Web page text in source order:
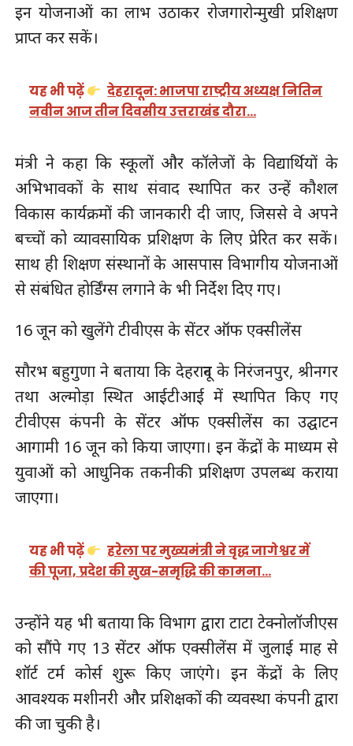
इन योजनाओं का लाभ उठाकर रोजगारोन्मुखी प्रशिक्षण
प्राप्त कर सकें।
यह भी पढ़ें
देहरादून: भाजपा राष्ट्रीय अध्यक्ष नितिन
नवीन आज तीन दिवसीय उत्तराखंड दौरा…
मंत्री ने कहा कि स्कूलों और कॉलेजों के विद्यार्थियों के
अभिभावकों के साथ संवाद स्थापित कर उन्हें कौशल
विकास कार्यक्रमों की जानकारी दी जाए, जिससे वे अपने
बच्चों को व्यावसायिक प्रशिक्षण के लिए प्रेरित कर सकें।
साथ ही शिक्षण संस्थानों के आसपास विभागीय योजनाओं
से संबंधित होर्डिंग्स लगाने के भी निर्देश दिए गए।
16 जून को खुलेंगे टीवीएस के सेंटर ऑफ एक्सीलेंस
सौरभ बहुगुणा ने बताया कि देहरादून के निरंजनपुर, श्रीनगर
तथा अल्मोड़ा स्थित आईटीआई में स्थापित किए गए
टीवीएस कंपनी के सेंटर ऑफ एक्सीलेंस का उद्घाटन
आगामी 16 जून को किया जाएगा। इन केंद्रों के माध्यम से
युवाओं को आधुनिक तकनीकी प्रशिक्षण उपलब्ध कराया
जाएगा।
यह भी पढ़ें
हरेला पर मुख्यमंत्री ने वृद्ध जागेश्वर में
की पूजा, प्रदेश की सुख-समृद्धि की कामना…
उन्होंने यह भी बताया कि विभाग द्वारा टाटा टेक्नोलॉजीएस
को सौंपे गए 13 सेंटर ऑफ एक्सीलेंस में जुलाई माह से
शॉर्ट टर्म कोर्स शुरू किए जाएंगे। इन केंद्रों के लिए
आवश्यक मशीनरी और प्रशिक्षकों की व्यवस्था कंपनी द्वारा
की जा चुकी है।